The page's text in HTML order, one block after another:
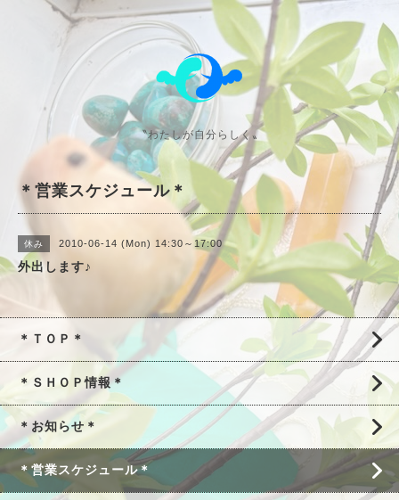
〝わたしが自分らしく〟
＊営業スケジュール＊
休み 2010-06-14 (Mon) 14:30～17:00
外出します♪
＊ＴＯＰ＊
＊ＳＨＯＰ情報＊
＊お知らせ＊
＊営業スケジュール＊